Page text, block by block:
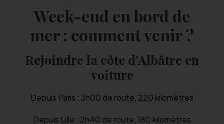
Week-end en bord de
mer : comment venir ?
Rejoindre la côte d’Albâtre en
voiture
Depuis Paris : 3h00 de route, 220 kilomètres
Depuis Lille : 2h40 de route, 180 kilomètres